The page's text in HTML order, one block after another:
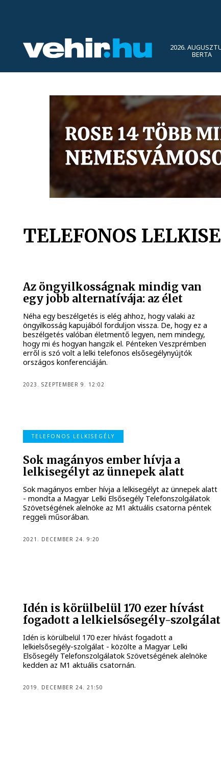
2026.
BERTA
TELEFONOS
Az öngyilkosságnak mindig van
egy jobb alternatívája: az élet
Néha egy beszélgetés is elég ahhoz, hogy valaki az
öngyilkosság kapujából forduljon vissza. De, hogy ez a
beszélgetés valóban életmentő legyen, nem mindegy,
hogy mi és hogyan hangzik el. Pénteken Veszprémben
erről is szó volt a lelki telefonos elsősegélynyújtók
országos konferenciáján.
2023. SZEPTEMBER 9. 12:02
TELEFONOS LELKISEGÉLY
Sok magányos ember hívja a
lelkisegélyt az ünnepek alatt
Sok magányos ember hívja a lelkisegélyt az ünnepek alatt
- mondta a Magyar Lelki Elsősegély Telefonszolgálatok
Szövetségének alelnöke az M1 aktuális csatorna péntek
reggeli műsorában.
2021. DECEMBER 24. 9:20
Idén is körülbelül 170 ezer hívást
fogadott a lelkielsősegély-szolgálat
Idén is körülbelül 170 ezer hívást fogadott a
lelkielsősegély-szolgálat - közölte a Magyar Lelki
Elsősegély Telefonszolgálatok Szövetségének alelnöke
kedden az M1 aktuális csatornán.
2019. DECEMBER 24. 21:50